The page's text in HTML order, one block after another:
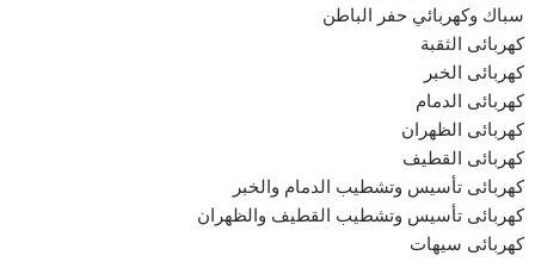
سباك وكهربائي حفر الباطن
كهربائى الثقبة
كهربائى الخبر
كهربائى الدمام
كهربائى الظهران
كهربائى القطيف
كهربائى تأسيس وتشطيب الدمام والخبر
كهربائى تأسيس وتشطيب القطيف والظهران
كهربائى سيهات